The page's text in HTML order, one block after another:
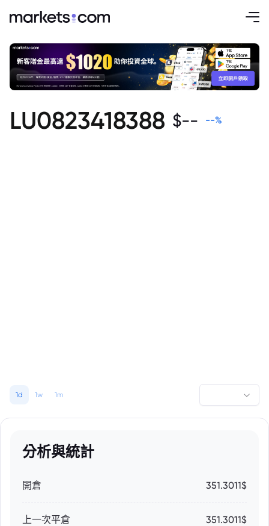
LU0823418388 $-- --%
1d 1w 1m
分析與統計
開倉 351.3011$
上一次平倉 351.3011$